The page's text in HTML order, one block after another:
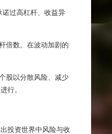
过高杠杆、收益异
倍数。在波动加剧的
股以分散风险、减少
行。
投资世界中风险与收